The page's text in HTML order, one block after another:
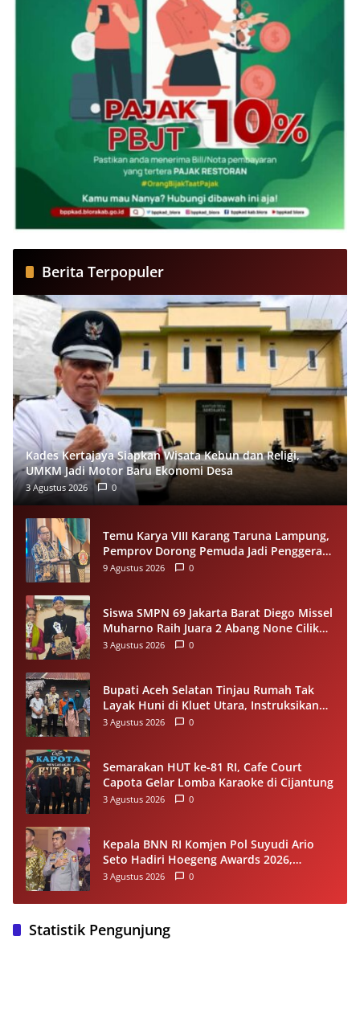
Berita Terpopuler
Kades Kertajaya Siapkan Wisata Kebun dan Religi,
UMKM Jadi Motor Baru Ekonomi Desa
3 Agustus 2026 0
Temu Karya VIII Karang Taruna Lampung,
Pemprov Dorong Pemuda Jadi Penggerak
Ekonomi Desa
9 Agustus 2026 0
Siswa SMPN 69 Jakarta Barat Diego Missel
Muharno Raih Juara 2 Abang None Cilik
dan Remaja Kencur 2026
3 Agustus 2026 0
Bupati Aceh Selatan Tinjau Rumah Tak
Layak Huni di Kluet Utara, Instruksikan
Masuk Program Bantuan Rumah 2027
3 Agustus 2026 0
Semarakan HUT ke-81 RI, Cafe Court
Capota Gelar Lomba Karaoke di Cijantung
3 Agustus 2026 0
Kepala BNN RI Komjen Pol Suyudi Ario
Seto Hadiri Hoegeng Awards 2026,
Tegaskan Komitmen Perkuat Sinergi
3 Agustus 2026 0
Statistik Pengunjung